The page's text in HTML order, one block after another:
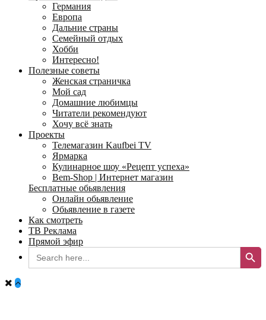
Германия
Европа
Дальние страны
Семейный отдых
Хобби
Интересно!
Полезные советы
Женская страничка
Мой сад
Домашние любимцы
Читатели рекомендуют
Хочу всё знать
Проекты
Телемагазин Kaufbei TV
Ярмарка
Кулинарное шоу «Рецепт успеха»
Bem-Shop | Интернет магазин
Бесплатные обьявления
Онлайн обьявление
Обьявление в газете
Как смотреть
ТВ Реклама
Прямой эфир
for:
Search Button